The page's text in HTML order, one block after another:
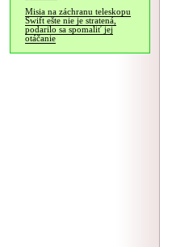
Misia na záchranu teleskopu
Swift ešte nie je stratená,
podarilo sa spomaliť jej
otáčanie